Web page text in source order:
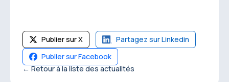
Publier sur X
Partagez sur Linkedin
Publier sur Facebook
← Retour à la liste des actualités